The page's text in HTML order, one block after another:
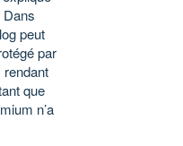
Dans
peut
par
rendant
que
n’a